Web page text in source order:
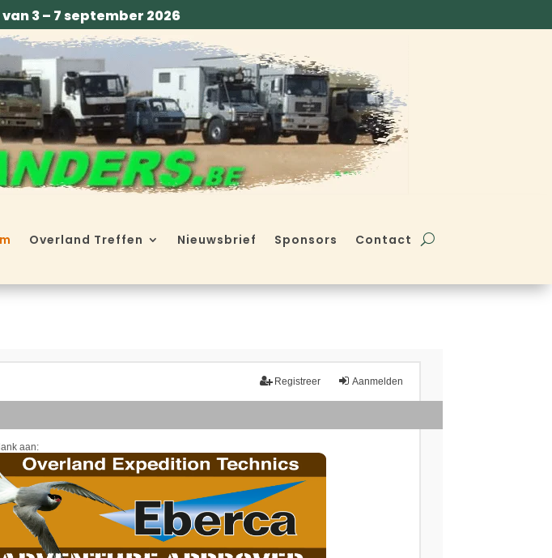
3 – 7 september 2026
Overland Treffen Nieuwsbrief Sponsors Contact